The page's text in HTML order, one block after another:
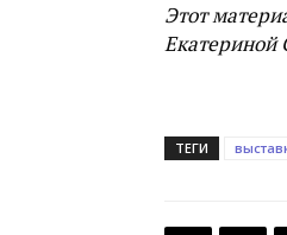
Этот
Екатериной
ТЕГИ